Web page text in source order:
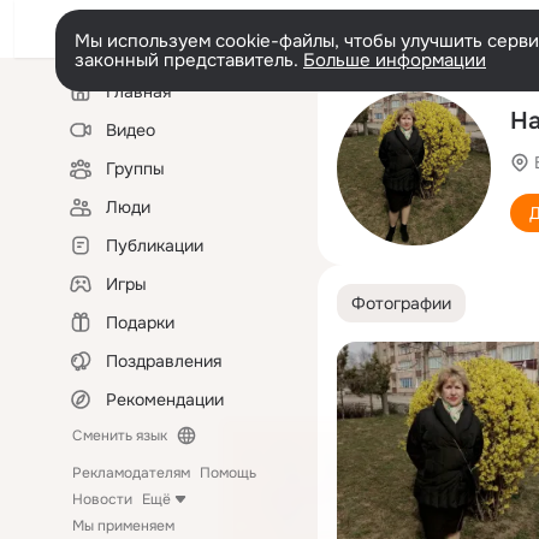
Мы используем cookie-файлы, чтобы улучшить
законный представитель. Больше информации
Левая
колонкаГлавная
Видео
Группы
Люди
Публикации
Игры
Подарки
Поздравления
Рекомендации
Сменить язык
Рекламодателям Помощь
Новости Ещё
Мы применяем
Фотографии